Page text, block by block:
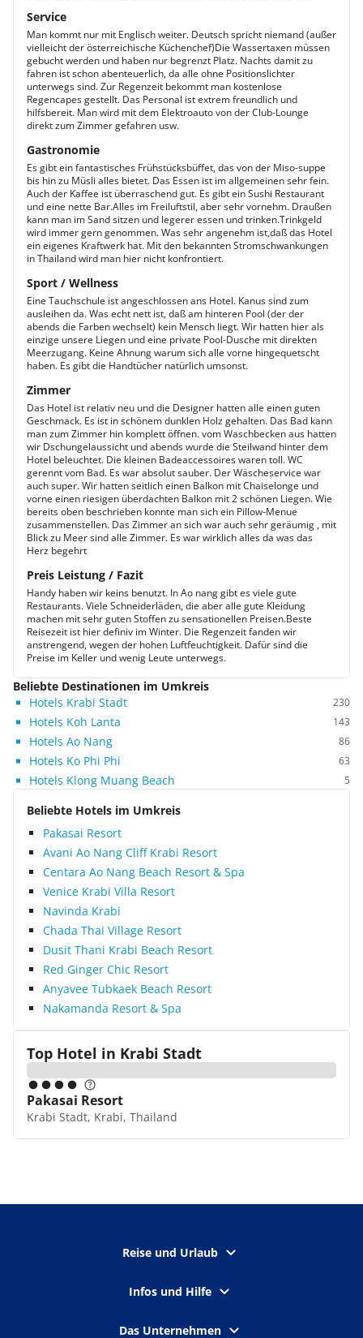
Service
Man kommt nur mit Englisch weiter. Deutsch spricht niemand (außer
vielleicht der österreichische Küchenchef)Die Wassertaxen müssen
gebucht werden und haben nur begrenzt Platz. Nachts damit zu
fahren ist schon abenteuerlich, da alle ohne Positionslichter
unterwegs sind. Zur Regenzeit bekommt man kostenlose
Regencapes gestellt. Das Personal ist extrem freundlich und
hilfsbereit. Man wird mit dem Elektroauto von der Club-Lounge
direkt zum Zimmer gefahren usw.
Gastronomie
Es gibt ein fantastisches Frühstücksbüffet, das von der Miso-suppe
bis hin zu Müsli alles bietet. Das Essen ist im allgemeinen sehr fein.
Auch der Kaffee ist überraschend gut. Es gibt ein Sushi Restaurant
und eine nette Bar.Alles im Freiluftstil, aber sehr vornehm. Draußen
kann man im Sand sitzen und legerer essen und trinken.Trinkgeld
wird immer gern genommen. Was sehr angenehm ist,daß das Hotel
ein eigenes Kraftwerk hat. Mit den bekannten Stromschwankungen
in Thailand wird man hier nicht konfrontiert.
Sport / Wellness
Eine Tauchschule ist angeschlossen ans Hotel. Kanus sind zum
ausleihen da. Was echt nett ist, daß am hinteren Pool (der der
abends die Farben wechselt) kein Mensch liegt. Wir hatten hier als
einzige unsere Liegen und eine private Pool-Dusche mit direkten
Meerzugang. Keine Ahnung warum sich alle vorne hingequetscht
haben. Es gibt die Handtücher natürlich umsonst.
Zimmer
Das Hotel ist relativ neu und die Designer hatten alle einen guten
Geschmack. Es ist in schönem dunklen Holz gehalten. Das Bad kann
man zum Zimmer hin komplett öffnen. vom Waschbecken aus hatten
wir Dschungelaussicht und abends wurde die Steilwand hinter dem
Hotel beleuchtet. Die kleinen Badeaccessoires waren toll. WC
gerennt vom Bad. Es war absolut sauber. Der Wäscheservice war
auch super. Wir hatten seitlich einen Balkon mit Chaiselonge und
vorne einen riesigen überdachten Balkon mit 2 schönen Liegen. Wie
bereits oben beschrieben konnte man sich ein Pillow-Menue
zusammenstellen. Das Zimmer an sich war auch sehr geräumig , mit
Blick zu Meer sind alle Zimmer. Es war wirklich alles da was das
Herz begehrt
Preis Leistung / Fazit
Handy haben wir keins benutzt. In Ao nang gibt es viele gute
Restaurants. Viele Schneiderläden, die aber alle gute Kleidung
machen mit sehr guten Stoffen zu sensationellen Preisen.Beste
Reisezeit ist hier definiv im Winter. Die Regenzeit fanden wir
anstrengend, wegen der hohen Luftfeuchtigkeit. Dafür sind die
Preise im Keller und wenig Leute unterwegs.
Beliebte Destinationen im Umkreis
Hotels Krabi Stadt
230
Hotels Koh Lanta 143
Hotels Ao Nang 86
Hotels Ko Phi Phi 63
Hotels Klong Muang Beach 5
Beliebte Hotels im Umkreis
Pakasai Resort
Avani Ao Nang Cliff Krabi Resort
Centara Ao Nang Beach Resort & Spa
Venice Krabi Villa Resort
Navinda Krabi
Chada Thai Village Resort
Dusit Thani Krabi Beach Resort
Red Ginger Chic Resort
Anyavee Tubkaek Beach Resort
Nakamanda Resort & Spa
Top Hotel in Krabi Stadt
Pakasai Resort
Krabi Stadt, Krabi, Thailand
Reise und Urlaub
Infos und Hilfe
Das Unternehmen